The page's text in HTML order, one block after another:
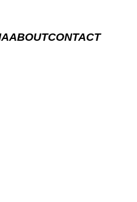
ABOUTCONTACT